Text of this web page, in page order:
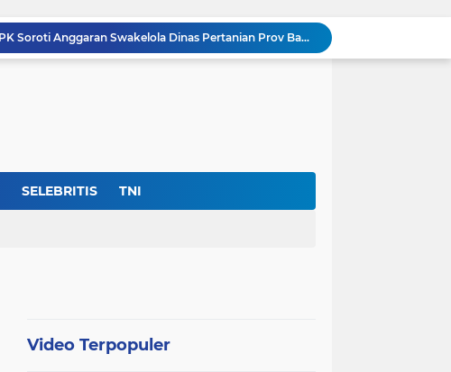
Dir- Eksekutif FPK Soroti Anggaran Swakelola Dinas Pertanian Prov Banten ‘Disembunyikan’Dari SiRUP LKPP, (Cacat Transparansi)
Jan Maringka: Hari Bhakti Adhyaksa 2026 Harus Menjadi Momentum Reformasi di Tubuh Kejaksaan
Skandal Data "Siswa Siluman" di Banten: Anggaran Rp.17 Miliar Terancam Bocor, Sistem Dapodik Dipertanyakan.?
SELEBRITIS TNI
Video Terpopuler